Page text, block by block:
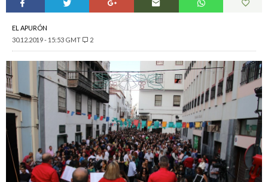
EL APURÓN
30.12.2019 - 15:53 GMT
2